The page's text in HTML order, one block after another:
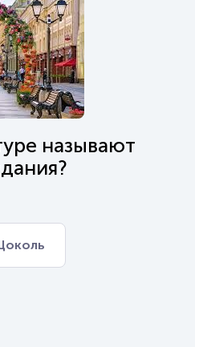
называют